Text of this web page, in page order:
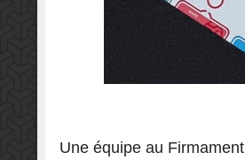
Une équipe au Firmament